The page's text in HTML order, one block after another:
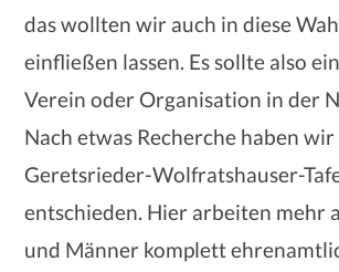
das wollten wir auch in diese
einfließen lassen. Es sollte also
Verein oder Organisation in der
Nach etwas Recherche haben
Geretsrieder-Wolfratshauser-
entschieden. Hier arbeiten mehr
und Männer komplett